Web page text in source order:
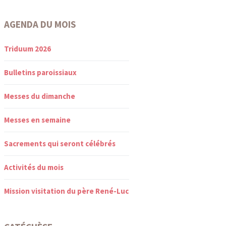
AGENDA DU MOIS
Triduum 2026
Bulletins paroissiaux
Messes du dimanche
Messes en semaine
Sacrements qui seront célébrés
Activités du mois
Mission visitation du père René-Luc